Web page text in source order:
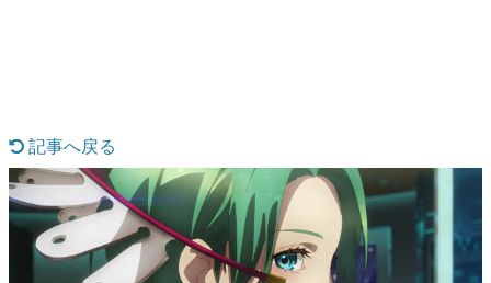
なんでゲームは面白い？
ゲーム開発者・hamatsu氏がゲームの魅力を画面や操作の
具体的な形から解き明かしていく、硬派で骨太な評論連載
です。
記事へ戻る